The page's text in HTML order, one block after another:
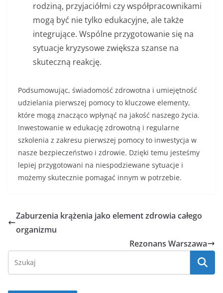
rodziną, przyjaciółmi czy współpracownikami
mogą być nie tylko edukacyjne, ale także
integrujące. Wspólne przygotowanie się na
sytuacje kryzysowe zwiększa szanse na
skuteczną reakcję.
Podsumowując, świadomość zdrowotna i umiejętność
udzielania pierwszej pomocy to kluczowe elementy,
które mogą znacząco wpłynąć na jakość naszego życia.
Inwestowanie w edukację zdrowotną i regularne
szkolenia z zakresu pierwszej pomocy to inwestycja w
nasze bezpieczeństwo i zdrowie. Dzięki temu jesteśmy
lepiej przygotowani na niespodziewane sytuacje i
możemy skutecznie pomagać innym w potrzebie.
Zaburzenia krążenia jako element zdrowia całego
organizmu
Rezonans Warszawa